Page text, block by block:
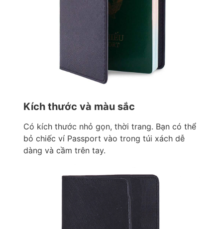
Kích thước và màu sắc
Có kích thước nhỏ gọn, thời trang. Bạn có thể
bỏ chiếc ví Passport vào trong túi xách dễ
dàng và cầm trên tay.